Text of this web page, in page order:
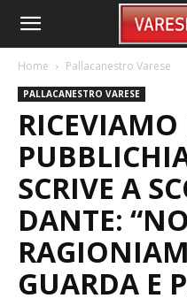
Home Pallacanestro Varese
PALLACANESTRO VARESE
RICEVIAMO
SCRIVE A
DANTE:
GUARDA E